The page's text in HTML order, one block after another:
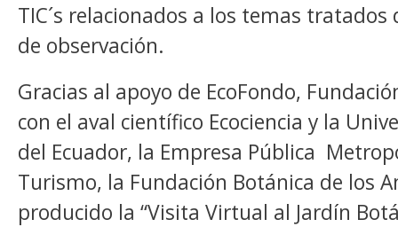
TIC´s relacionados a los temas
de observación.
Gracias al apoyo de EcoFondo,
con el aval científico Ecociencia y la
del Ecuador, la Empresa Pública
Turismo, la Fundación Botánica de los
producido la “Visita Virtual al Jardín